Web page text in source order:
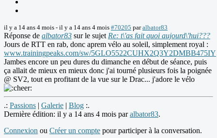
il y a 14 ans 4 mois - il y a 14 ans 4 mois #70205 paralbator83
Réponse de albator83 sur le sujet Re: t\'as fait quoi aujourd\'hui???
Jours de RTT en rab, donc aprem vélo au soleil, simplement royal :
www.trainingpeaks.com/sw/5GLO5522CUHX2Q3Y2DMBB475IY
Jambes encore un peu dures du dimanche en début de séance, puis
ça allait de mieux en mieux donc j'ai tourné plusieurs fois la poignée
@ SV2, tout en profitant de la vue sur le Drac... j'adore le vélo
.: Passions | Galerie | Blog :.
Dernière édition: il y a 14 ans 4 mois paralbator83.
Connexion ou Créer un compte pour participer à la conversation.